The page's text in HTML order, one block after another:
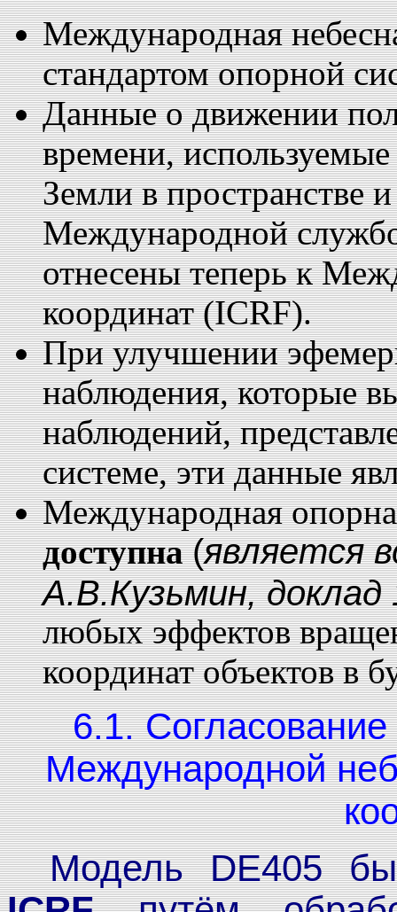
Международная
стандартом опорной
Данные о движении
времени,
Земли в пространстве
Международной
отнесены теперь к
координат (ICRF).
При улучшении
наблюдения, которые
наблюдений,
системе, эти данные
Международная
доступна (является
А.В.Кузьмин, доклад
любых эффектов
координат объектов в
6.1.
Международной
Модель DE405